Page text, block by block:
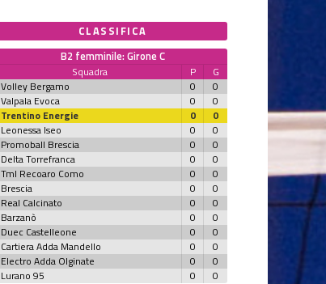
CLASSIFICA
B2 femminile: Girone C
Squadra P
G
Volley Bergamo
0
0
Valpala Evoca
0
0
Trentino Energie
0
0
Leonessa Iseo
0
0
Promoball Brescia
0
0
Delta Torrefranca
0
0
Tml Recoaro Como
0
0
Brescia
0
0
Real Calcinato
0
0
Barzanò
0
0
Duec Castelleone
0
0
Cartiera Adda Mandello
0
0
Electro Adda Olginate
0
0
Lurano 95
0 0